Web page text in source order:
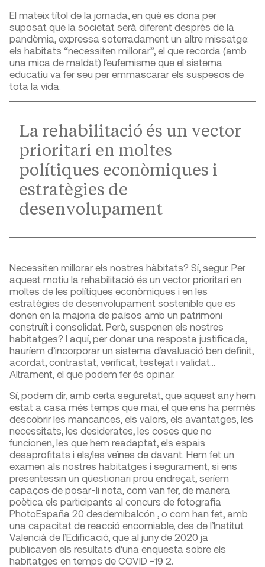
El mateix títol de la jornada, en què es dona per
suposat que la societat serà diferent després de la
pandèmia, expressa soterradament un altre missatge:
els habitats “necessiten millorar”, el que recorda (amb
una mica de maldat) l’eufemisme que el sistema
educatiu va fer seu per emmascarar els suspesos de
tota la vida.
La rehabilitació és un vector
prioritari en moltes
polítiques econòmiques i
estratègies de
desenvolupament
Necessiten millorar els nostres hàbitats? Sí, segur. Per
aquest motiu la rehabilitació és un vector prioritari en
moltes de les polítiques econòmiques i en les
estratègies de desenvolupament sostenible que es
donen en la majoria de països amb un patrimoni
construït i consolidat. Però, suspenen els nostres
habitatges? I aquí, per donar una resposta justificada,
hauríem d’incorporar un sistema d’avaluació ben definit,
acordat, contrastat, verificat, testejat i validat…
Altrament, el que podem fer és opinar.
Sí, podem dir, amb certa seguretat, que aquest any hem
estat a casa més temps que mai, el que ens ha permès
descobrir les mancances, els valors, els avantatges, les
necessitats, les desiderates, les coses que no
funcionen, les que hem readaptat, els espais
desaprofitats i els/les veïnes de davant. Hem fet un
examen als nostres habitatges i segurament, si ens
presentessin un qüestionari prou endreçat, seríem
capaços de posar-li nota, com van fer, de manera
poètica els participants al concurs de fotografia
PhotoEspaña 20 desdemibalcón , o com han fet, amb
una capacitat de reacció encomiable, des de l’Institut
Valencià de l’Edificació, que al juny de 2020 ja
publicaven els resultats d’una enquesta sobre els
habitatges en temps de COVID -19 2